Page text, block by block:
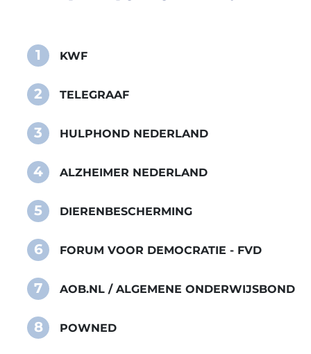
1 KWF
2 TELEGRAAF
3 HULPHOND NEDERLAND
4 ALZHEIMER NEDERLAND
5 DIERENBESCHERMING
6 FORUM VOOR DEMOCRATIE - FVD
7 AOB.NL / ALGEMENE ONDERWIJSBOND
8 POWNED